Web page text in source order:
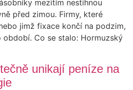
mezitím nestihnou
před zimou. Firmy, které
jimž fixace končí na podzim,
Co se stalo: Hormuzský
unikají peníze na